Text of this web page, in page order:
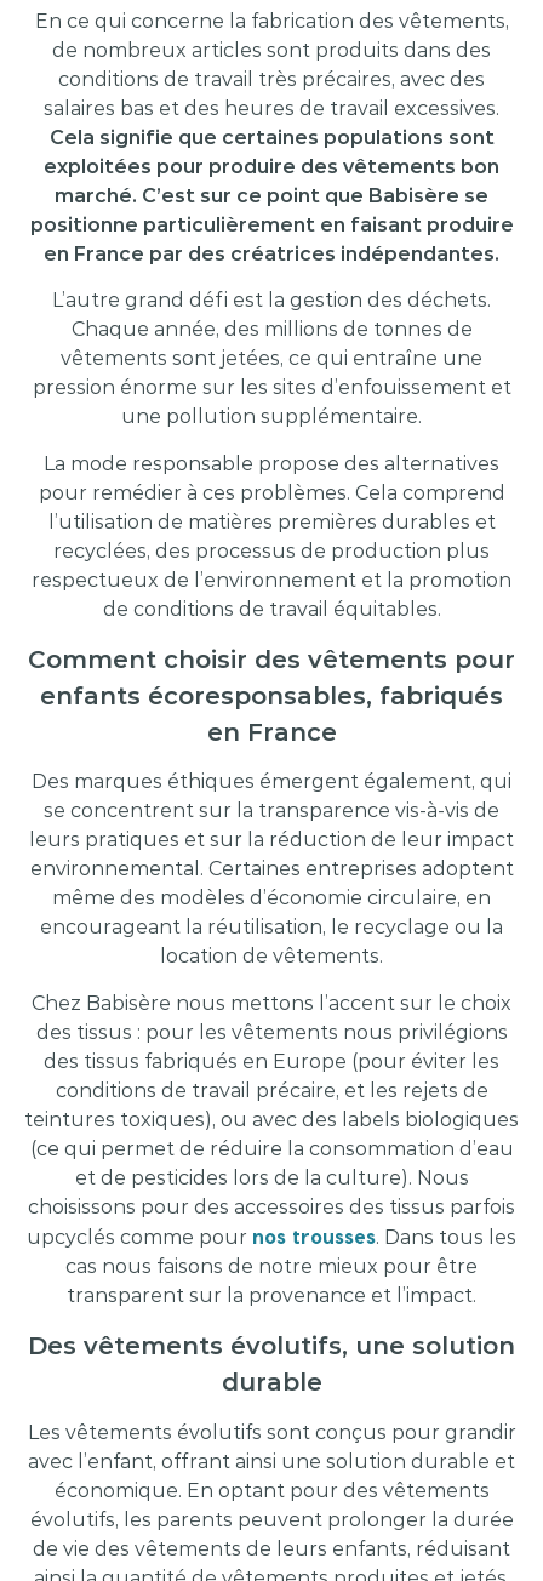
En ce qui concerne la fabrication des vêtements,
de nombreux articles sont produits dans des
conditions de travail très précaires, avec des
salaires bas et des heures de travail excessives.
Cela signifie que certaines populations sont
exploitées pour produire des vêtements bon
marché. C’est sur ce point que Babisère se
positionne particulièrement en faisant produire
en France par des créatrices indépendantes.
L’autre grand défi est la gestion des déchets.
Chaque année, des millions de tonnes de
vêtements sont jetées, ce qui entraîne une
pression énorme sur les sites d’enfouissement et
une pollution supplémentaire.
La mode responsable propose des alternatives
pour remédier à ces problèmes. Cela comprend
l’utilisation de matières premières durables et
recyclées, des processus de production plus
respectueux de l’environnement et la promotion
de conditions de travail équitables.
Comment choisir des vêtements pour
enfants écoresponsables, fabriqués
en France
Des marques éthiques émergent également, qui
se concentrent sur la transparence vis-à-vis de
leurs pratiques et sur la réduction de leur impact
environnemental. Certaines entreprises adoptent
même des modèles d’économie circulaire, en
encourageant la réutilisation, le recyclage ou la
location de vêtements.
Chez Babisère nous mettons l’accent sur le choix
des tissus : pour les vêtements nous privilégions
des tissus fabriqués en Europe (pour éviter les
conditions de travail précaire, et les rejets de
teintures toxiques), ou avec des labels biologiques
(ce qui permet de réduire la consommation d’eau
et de pesticides lors de la culture). Nous
choisissons pour des accessoires des tissus parfois
upcyclés comme pour nos trousses. Dans tous les
cas nous faisons de notre mieux pour être
transparent sur la provenance et l’impact.
Des vêtements évolutifs, une solution
durable
Les vêtements évolutifs sont conçus pour grandir
avec l’enfant, offrant ainsi une solution durable et
économique. En optant pour des vêtements
évolutifs, les parents peuvent prolonger la durée
de vie des vêtements de leurs enfants, réduisant